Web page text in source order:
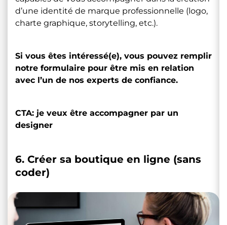
d’une identité de marque professionnelle (logo,
charte graphique, storytelling, etc.).
Si vous êtes intéressé(e), vous pouvez remplir
notre formulaire pour être mis en relation
avec l’un de nos experts de confiance.
CTA: je veux être accompagner par un
designer
6. Créer sa boutique en ligne (sans
coder)